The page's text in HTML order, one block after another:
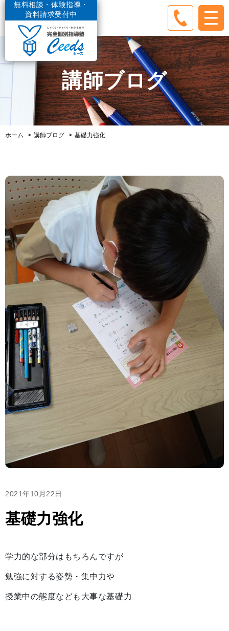
無料相談・体験指導・
資料請求受付中
講師ブログ
ホーム 講師ブログ 基礎力強化
2021年10月22日
基礎力強化
学力的な部分はもちろんですが
勉強に対する姿勢・集中力や
授業中の態度なども大事な基礎力